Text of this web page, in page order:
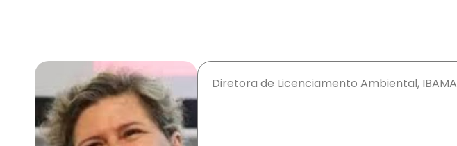
Diretora de Licenciamento Ambiental, IBAMA